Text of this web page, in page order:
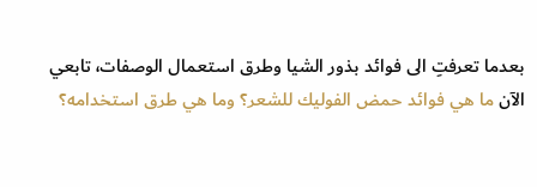
بعدما تعرفتِ الى فوائد بذور الشيا وطرق استعمال الوصفات، تابعي
الآنما هي فوائد حمض الفوليك للشعر؟ وما هي طرق استخدامه؟